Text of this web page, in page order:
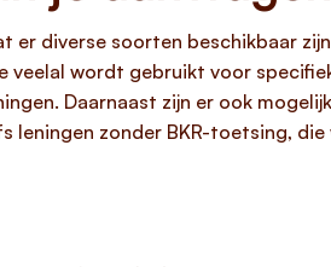
diverse soorten beschikbaar
veelal wordt gebruikt voor
Daarnaast zijn er ook
leningen zonder BKR-toetsing,